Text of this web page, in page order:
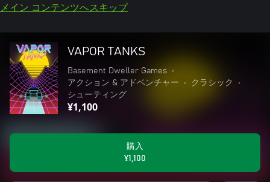
メイン コンテンツへスキップ
VAPOR TANKS
Basement Dweller Games
•
アクション & アドベンチャー
• クラシック
•
シューティング
¥1,100
購入
¥1,100